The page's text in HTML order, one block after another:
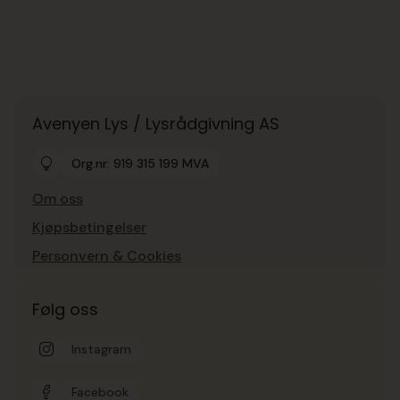
Avenyen Lys / Lysrådgivning AS
Org.nr: 919 315 199 MVA
Om oss
Kjøpsbetingelser
Personvern & Cookies
Følg oss
Instagram
Facebook